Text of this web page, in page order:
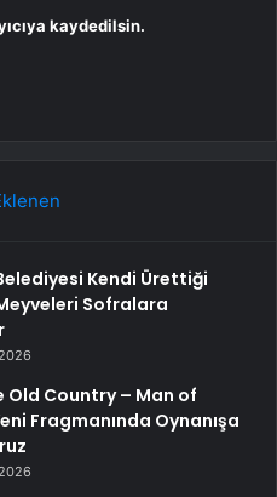
kaydedilsin.
Kendi Ürettiği
Sofralara
Old Country – Man of
Fragmanında Oynanışa